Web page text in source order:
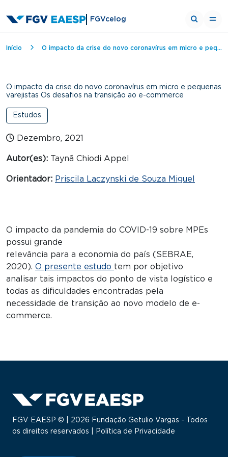
FGVcelog
Trilha de navegação
Início O impacto da crise do novo coronavírus em micro e pequenas varejistas Os desafios na transição ao e-commerce
O impacto da crise do novo coronavírus em micro e pequenas
varejistas Os desafios na transição ao e-commerce
Estudos
Dezembro, 2021
Autor(es): Taynã Chiodi Appel
Orientador: Priscila Laczynski de Souza Miguel
O impacto da pandemia do COVID-19 sobre MPEs
possui grande
relevância para a economia do país (SEBRAE,
2020). O presente estudo tem por objetivo
analisar tais impactos do ponto de vista logístico e
todas as dificuldades encontradas pela
necessidade de transição ao novo modelo de e-
commerce.
FGV EAESP © | 2026 Fundação Getulio Vargas - Todos
os direitos reservados |
Política de Privacidade